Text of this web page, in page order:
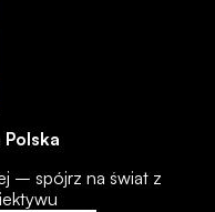
– spójrz na świat z